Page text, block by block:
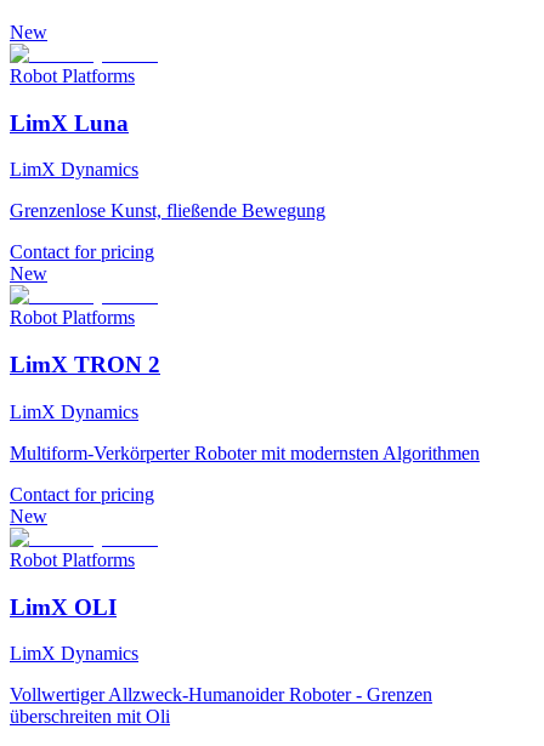
New
Robot Platforms
LimX Luna
LimX Dynamics
Grenzenlose Kunst, fließende Bewegung
Contact for pricing
New
Robot Platforms
LimX TRON 2
LimX Dynamics
Multiform-Verkörperter Roboter mit modernsten Algorithmen
Contact for pricing
New
Robot Platforms
LimX OLI
LimX Dynamics
Vollwertiger Allzweck-Humanoider Roboter - Grenzen
überschreiten mit Oli